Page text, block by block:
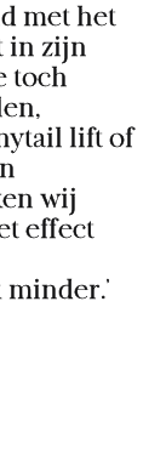
met het
in zijn
toch
lift of
wij
effect